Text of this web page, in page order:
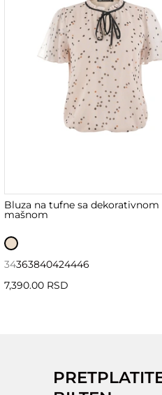
Bluza na tufne sa dekorativnom
mašnom
34363840424446
7,390.00 RSD